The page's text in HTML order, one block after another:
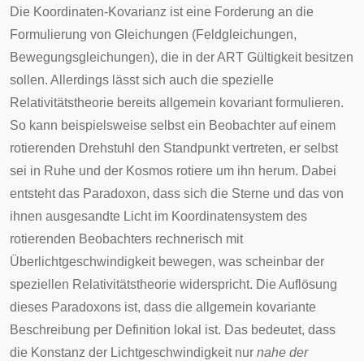
Die Koordinaten-Kovarianz ist eine Forderung an die
Formulierung von Gleichungen (Feldgleichungen,
Bewegungsgleichungen), die in der ART Gültigkeit besitzen
sollen. Allerdings lässt sich auch die spezielle
Relativitätstheorie bereits allgemein kovariant formulieren.
So kann beispielsweise selbst ein Beobachter auf einem
rotierenden Drehstuhl den Standpunkt vertreten, er selbst
sei in Ruhe und der Kosmos rotiere um ihn herum. Dabei
entsteht das Paradoxon, dass sich die Sterne und das von
ihnen ausgesandte Licht im Koordinatensystem des
rotierenden Beobachters rechnerisch mit
Überlichtgeschwindigkeit bewegen, was scheinbar der
speziellen Relativitätstheorie widerspricht. Die Auflösung
dieses Paradoxons ist, dass die allgemein kovariante
Beschreibung per Definition lokal ist. Das bedeutet, dass
die Konstanz der Lichtgeschwindigkeit nur nahe der